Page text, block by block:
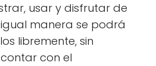
usar y disfrutar de
igual manera se podrá
libremente, sin
con el